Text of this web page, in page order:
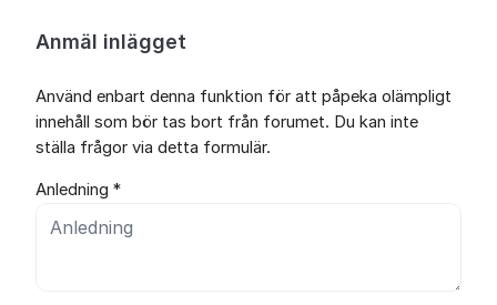
Anmäl inlägget
Använd enbart denna funktion för att påpeka olämpligt
innehåll som bör tas bort från forumet. Du kan inte
ställa frågor via detta formulär.
Anledning *